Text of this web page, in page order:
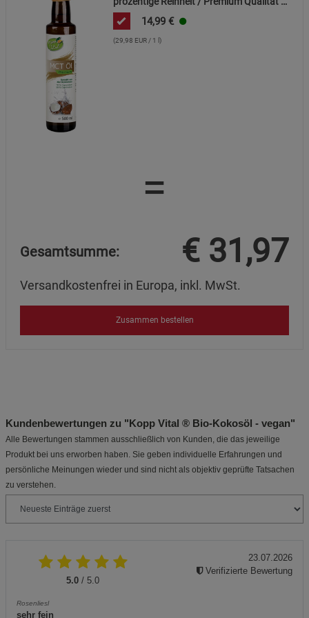
geschmacksneutral / auf Kokosölbasis
14,99 €
(29,98 EUR / 1 l)
=
Gesamtsumme: € 31,97
Versandkostenfrei in Europa, inkl. MwSt.
Zusammen bestellen
Kundenbewertungen zu "Kopp Vital ® Bio-Kokosöl - vegan"
Alle Bewertungen stammen ausschließlich von Kunden, die das jeweilige
Produkt bei uns erworben haben. Sie geben individuelle Erfahrungen und
persönliche Meinungen wieder und sind nicht als objektiv geprüfte Tatsachen
zu verstehen.
5.0 / 5.0
Rosenliesl
sehr fein
23.07.2026
Verifizierte Bewertung